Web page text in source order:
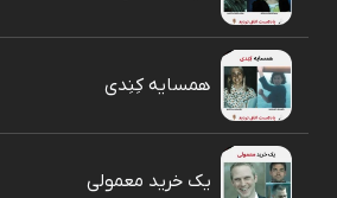
همسایه کِنِدی
یک خرید معمولی